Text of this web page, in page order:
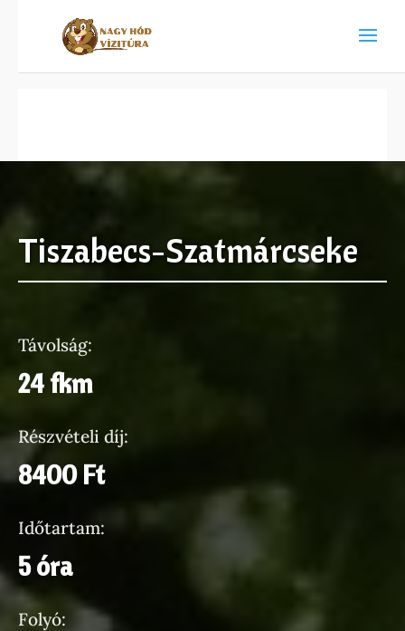
Tiszabecs-Szatmárcseke
Távolság:
24 fkm
Részvételi díj:
8400 Ft
Időtartam:
5 óra
Folyó: